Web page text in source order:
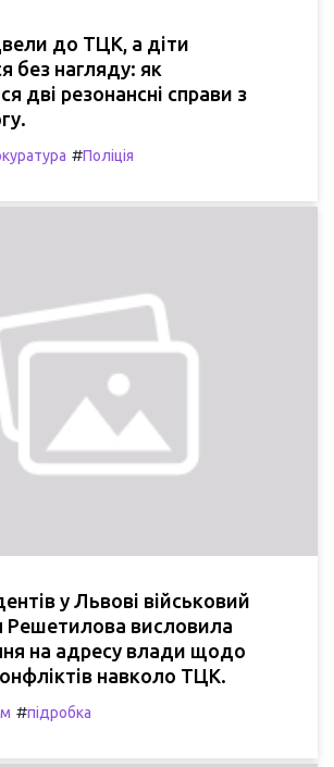
до ТЦК, а діти
без нагляду: як
дві резонансні справи з
#Поліція
у Львові військовий
Решетилова висловила
на адресу влади щодо
навколо ТЦК.
#підробка